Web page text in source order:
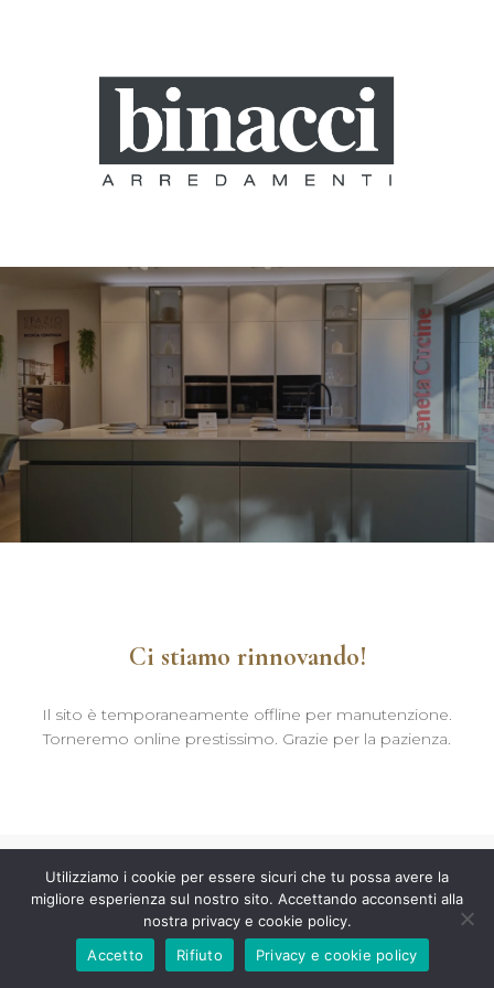
Ci stiamo rinnovando!
Il sito è temporaneamente offline per manutenzione.
Torneremo online prestissimo. Grazie per la pazienza.
Utilizziamo i cookie per essere sicuri che tu possa avere la
migliore esperienza sul nostro sito. Accettando acconsenti alla
nostra privacy e cookie policy.
Accetto
Rifiuto Privacy e cookie policy